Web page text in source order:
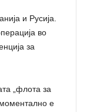
и Русија.
во
за
„флота за
е